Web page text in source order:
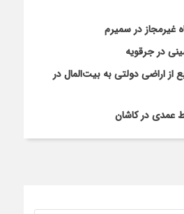
غیرمجاز در سمیرم
در جرقویه
مترمربع از اراضی دولتی به بیت‌المال در